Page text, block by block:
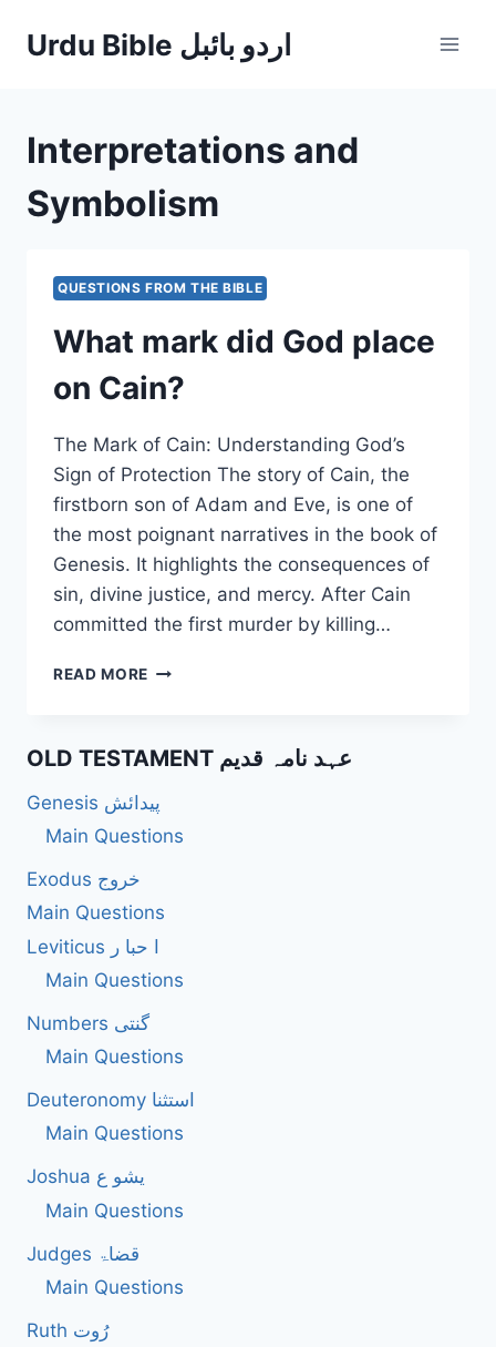
Urdu Bible اردو بائبل
Interpretations and
Symbolism
QUESTIONS FROM THE BIBLE
What mark did God place
on Cain?
The Mark of Cain: Understanding God’s
Sign of Protection The story of Cain, the
firstborn son of Adam and Eve, is one of
the most poignant narratives in the book of
Genesis. It highlights the consequences of
sin, divine justice, and mercy. After Cain
committed the first murder by killing…
READ MORE WHAT
PLACE
CAIN?
OLD TESTAMENT عہد نامہ قدیم
Genesis پیدائش
Main Questions
Exodus خروج
Main Questions
Leviticus ا حبا ر
Main Questions
Numbers گنتی
Main Questions
Deuteronomy استثنا
Main Questions
Joshua یشو ع
Main Questions
Judges قضاۃ
Main Questions
Ruth رُوت